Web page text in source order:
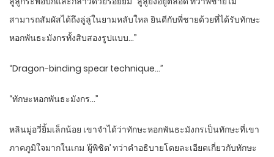
สามารถสัมผัสได้ถึงลู่ลู่ในยามหลับใหล ยินดีกับพี่ชายด้วยที่ได้รับทักษะ
หอกพันธะมังกรทั้งสิบสองรูปแบบ…”
“Dragon-binding spear technique…”
“ทักษะหอกพันธะมังกร…”
หลินมู่อวี่ยิ้มเล็กน้อย เขาจำได้ว่าทักษะหอกพันธะมังกรเป็นทักษะที่เขา
ภาคภูมิใจมากในเกม ‘ผู้พิชิต’ ทว่าคำอธิบายโดยละเอียดเกี่ยวกับทักษะ